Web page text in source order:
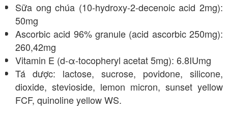
Sữa ong chúa (10-hydroxy-2-decenoic acid 2mg):
50mg
Ascorbic acid 96% granule (acid ascorbic 250mg):
260,42mg
Vitamin E (d-α-tocopheryl acetat 5mg): 6.8IUmg
Tá dược: lactose, sucrose, povidone, silicone,
dioxide, stevioside, lemon micron, sunset yellow
FCF, quinoline yellow WS.